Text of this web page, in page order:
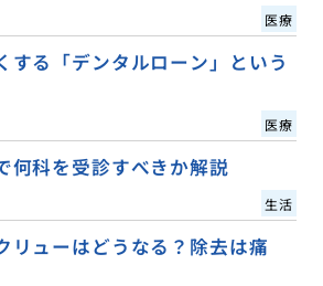
医療
する「デンタルローン」という
医療
何科を受診すべきか解説
生活
リューはどうなる？除去は痛